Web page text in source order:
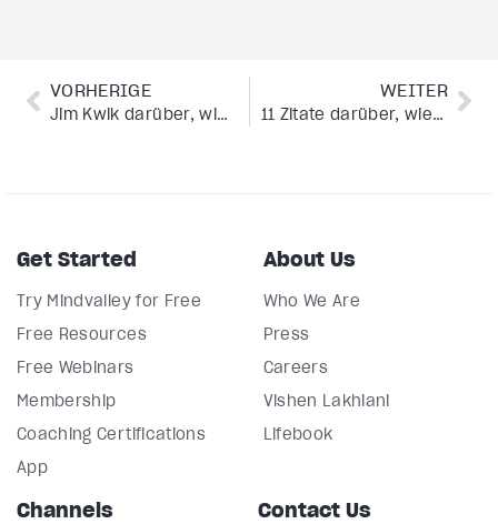
VORHERIGE
Jim Kwik darüber, wie man sein Gedächtnis verbessert, damit man auf der Bühne ohne Notizen sprechen kann.
WEITER
11 Zitate darüber, wie man die grenzenlosen Kräfte seines Geistes entfesseln kann, von Gehirnexperte Jim Kwik.
Get Started
Try Mindvalley for Free
Free Resources
Free Webinars
Membership
Coaching Certifications
App
About Us
Who We Are
Press
Careers
Vishen Lakhiani
Lifebook
Channels Contact Us